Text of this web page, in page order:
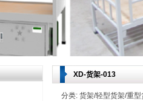
XD-货架-013
分类: 货架/轻型货架/重